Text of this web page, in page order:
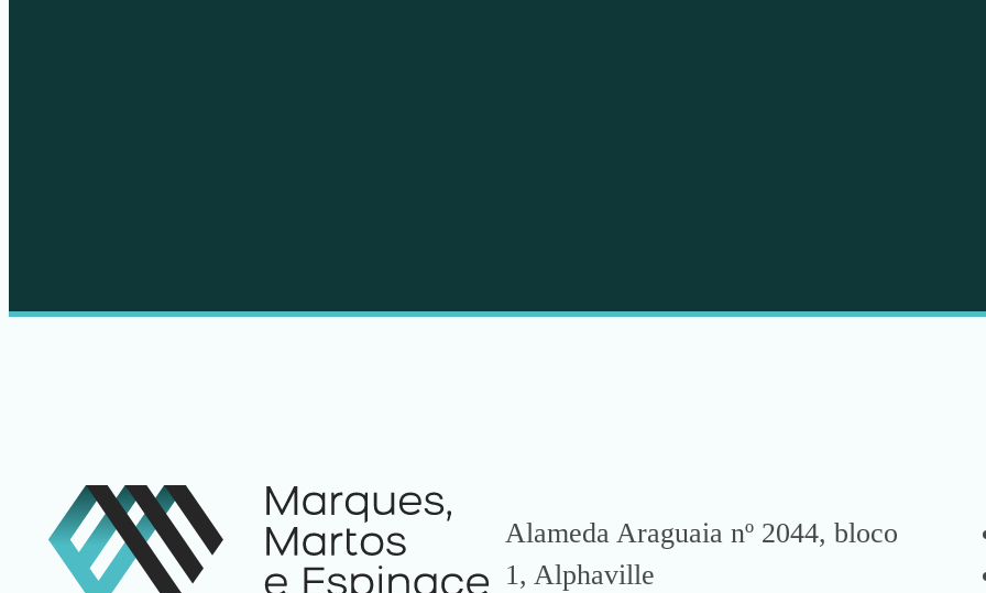
Alameda Araguaia nº 2044, bloco
1, Alphaville